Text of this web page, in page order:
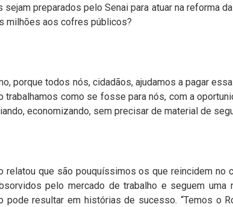
sejam preparados pelo Senai para atuar na reforma
milhões aos cofres públicos?
porque todos nós, cidadãos, ajudamos a pagar
trabalhamos como se fosse para nós, com a
economizando, sem precisar de material de
relatou que são pouquíssimos os que reincidem
pelo mercado de trabalho e seguem
pode resultar em histórias de sucesso. “Temos o